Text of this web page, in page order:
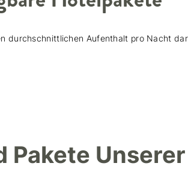
durchschnittlichen Aufenthalt pro Nacht
Pakete